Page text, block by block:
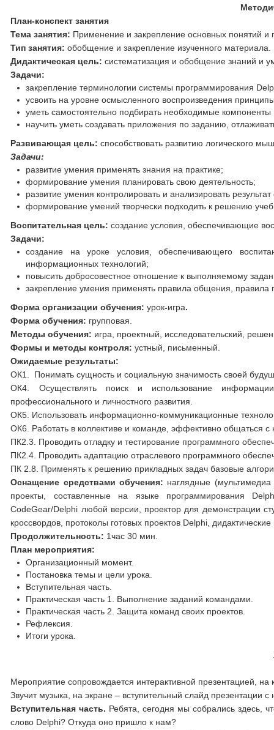
Методическая карта
План-конспект занятия
Тема занятия: Применение и закрепление основных понятий
Тип занятия:обобщение и закрепление изученного материала.
Дидактическая цель:систематизация и обобщение знаний и
Задачи:
закрепление терминологии системы программирования
усвоить на уровне осмысленного воспроизведения
уметь самостоятельно подбирать необходимые компоненты
научить уметь создавать приложения по заданию,
Развивающая цель: способствовать развитию логического
Задачи:
развитие умения применять знания на практике;
формирование умения планировать свою деятельность;
развитие умения контролировать и анализировать
формирование умений творчески подходить к решению
Воспитательная цель:создание условия, обеспечивающие
Задачи:
создание на уроке условия, обеспечивающего
информационных технологий;
повысить добросовестное отношение к выполняемому
закрепление умения применять правила общения, правила
Форма организации обучения:урок-игра.
Форма обучения: групповая.
Методы обучения: игра, проектный, исследовательский,
Формы и методы контроля: устный, письменный.
Ожидаемые результаты:
ОК1. Понимать сущность и социальную значимость своей
ОК4. Осуществлять поиск и использование
профессионального и личностного развития.
ОК5. Использовать информационно-коммуникационные
ОК6. Работать в коллективе и команде, эффективно общаться с
ПК2.3. Проводить отладку и тестирование программного
ПК2.4. Проводить адаптацию отраслевого программного
ПК 2.8. Применять к решению прикладных задач базовые
Оснащение средствами обучения: наглядные
проекты, составленные на языке программирования
CodeGear/Delphi любой версии, проектор для демонстрации
кроссвордов, протоколы готовых проектов Delphi,
Продолжительность: 1час 30 мин.
План мероприятия:
Организационный момент.
Постановка темы и цели урока.
Вступительная часть.
Практическая часть 1. Выполнение заданий командами.
Практическая часть 2. Защита команд своих проектов.
Рефлексия.
Итоги урока.
Мероприятие сопровождается интерактивной презентацией,
Звучит музыка, на экране – вступительный слайд
Вступительная часть. Ребята, сегодня мы собрались здесь,
слово Delphi? Откуда оно пришло к нам?